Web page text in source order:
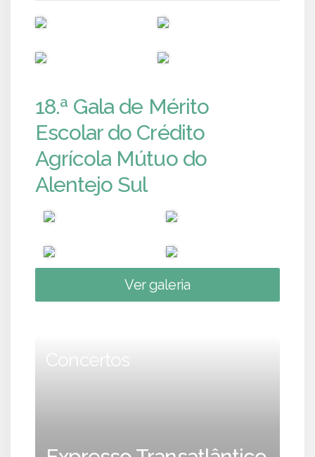
18.ª Gala de Mérito
Escolar do Crédito
Agrícola Mútuo do
Alentejo Sul
Ver galeria
Concertos